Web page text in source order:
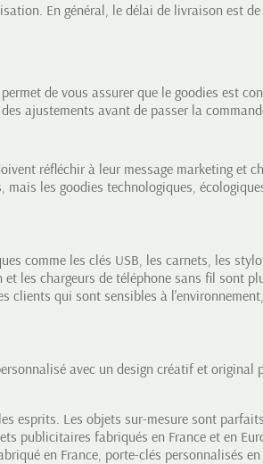
En général, le délai de livraison est
de vous assurer que le goodies est
ajustements avant de passer la
réfléchir à leur message marketing et
mais les goodies technologiques,
comme les clés USB, les carnets, les
les chargeurs de téléphone sans fil sont
clients qui sont sensibles à
avec un design créatif et original
esprits. Les objets sur-mesure sont
publicitaires fabriqués en France et en
en France, porte-clés personnalisés en